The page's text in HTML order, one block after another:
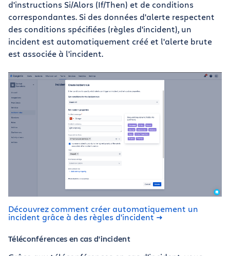
d'instructions Si/Alors (If/Then) et de conditions
correspondantes. Si des données d'alerte respectent
des conditions spécifiées (règles d'incident), un
incident est automatiquement créé et l'alerte brute
est associée à l'incident.
Découvrez comment créer automatiquement un
incident grâce à des règles d'incident
Téléconférences en cas d'incident